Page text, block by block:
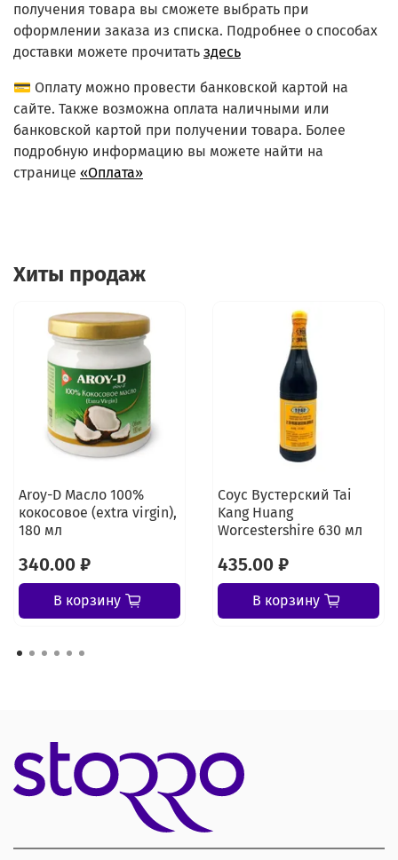
получения товара вы сможете выбрать при
оформлении заказа из списка. Подробнее о способах
доставки можете прочитать здесь
💳 Оплату можно провести банковской картой на
сайте. Также возможна оплата наличными или
банковской картой при получении товара. Более
подробную информацию вы можете найти на
странице «Оплата»
Хиты продаж
Aroy-D Масло 100%
кокосовое (extra virgin),
180 мл
340.00 ₽
В корзину
Соус Вустерский Tai
Kang Huang
Worcestershire 630 мл
435.00 ₽
В корзину